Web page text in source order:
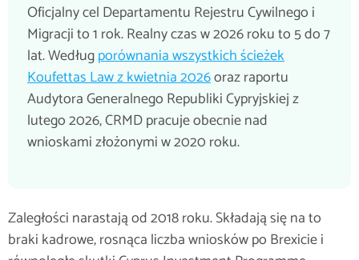
Oficjalny cel Departamentu Rejestru Cywilnego i
Migracji to 1 rok. Realny czas w 2026 roku to 5 do 7
lat. Wedługporównania wszystkich ścieżek
Koufettas Law z kwietnia 2026oraz raportu
Audytora Generalnego Republiki Cypryjskiej z
lutego 2026, CRMD pracuje obecnie nad
wnioskami złożonymi w 2020 roku.
Zaległości narastają od 2018 roku. Składają się na to
braki kadrowe, rosnąca liczba wniosków po Brexicie i